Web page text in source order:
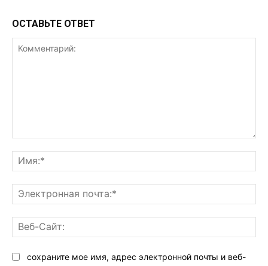
ОСТАВЬТЕ ОТВЕТ
сохраните мое имя, адрес электронной почты и веб-